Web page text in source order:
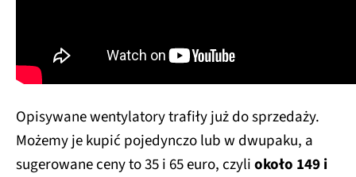
Opisywane wentylatory trafiły już do sprzedaży.
Możemy je kupić pojedynczo lub w dwupaku, a
sugerowane ceny to 35 i 65 euro, czyliokoło 149 i